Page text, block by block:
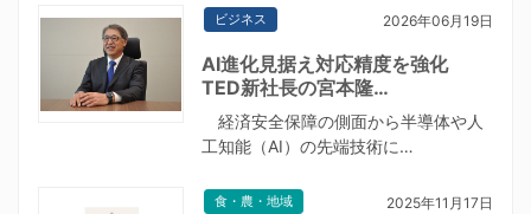
ビジネス 2026年06月19日
AI進化見据え対応精度を強化
TED新社長の宮本隆…
経済安全保障の側面から半導体や人
工知能（AI）の先端技術に…
食・農・地域 2025年11月17日